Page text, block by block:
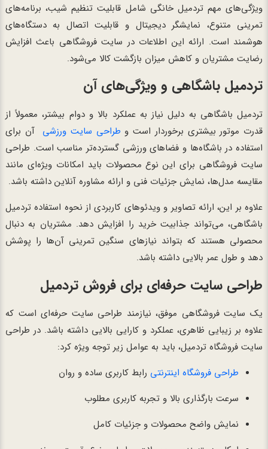
ویژگی‌های مهم تردمیل خانگی شامل قابلیت تنظیم شیب، برنامه‌های
تمرینی متنوع، نمایشگر دیجیتال و قابلیت اتصال به دستگاه‌های
هوشمند است. ارائه این اطلاعات در سایت فروشگاهی باعث افزایش
رضایت مشتریان و کاهش میزان بازگشت کالا می‌شود.
تردمیل باشگاهی و ویژگی‌های آن
تردمیل باشگاهی به دلیل نیاز به عملکرد بالا و دوام بیشتر، معمولاً از
قدرت موتور بیشتری برخوردار است و طراحی سایت ورزشی آن برای
استفاده در باشگاه‌ها و فضاهای ورزشی گسترده‌تر مناسب است. طراحی
سایت فروشگاهی برای این نوع محصولات باید امکانات ویژه‌ای مانند
مقایسه مدل‌ها، نمایش جزئیات فنی و ارائه مشاوره آنلاین داشته باشد.
علاوه بر این، ارائه تصاویر و ویدئوهای کاربردی از نحوه استفاده تردمیل
باشگاهی، می‌تواند جذابیت خرید را افزایش دهد. مشتریان به دنبال
محصولی هستند که بتواند نیازهای سنگین تمرینی آن‌ها را پوشش
دهد و طول عمر بالایی داشته باشد.
طراحی سایت حرفه‌ای برای فروش تردمیل
یک سایت فروشگاهی موفق، نیازمند طراحی سایت حرفه‌ای است که
علاوه بر زیبایی ظاهری، عملکرد و کارایی بالایی داشته باشد. در طراحی
سایت فروشگاه تردمیل، باید به عوامل زیر توجه ویژه کرد:
طراحی فروشگاه اینترنتی رابط کاربری ساده و روان
سرعت بارگذاری بالا و تجربه کاربری مطلوب
نمایش واضح محصولات و جزئیات کامل